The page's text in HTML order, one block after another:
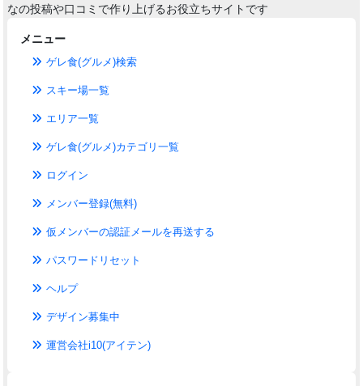
なの投稿や口コミで作り上げるお役立ちサイトです
メニュー
ゲレ食(グルメ)検索
スキー場一覧
エリア一覧
ゲレ食(グルメ)カテゴリ一覧
ログイン
メンバー登録(無料)
仮メンバーの認証メールを再送する
パスワードリセット
ヘルプ
デザイン募集中
運営会社i10(アイテン)